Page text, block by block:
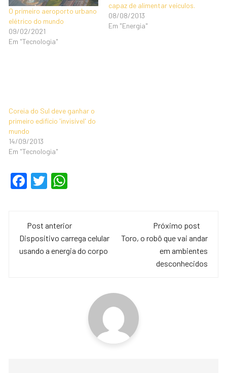
O primeiro aeroporto urbano
elétrico do mundo
09/02/2021
Em "Tecnologia"
capaz de alimentar veículos.
08/08/2013
Em "Energia"
Coreia do Sul deve ganhar o
primeiro edifício 'invisível' do
mundo
14/09/2013
Em "Tecnologia"
F
e
b
T
er s
A
Navegação
de
Post anterior
Dispositivo carrega celular
usando a energia do corpo
Próximo post
Toro, o robô que vai andar
em ambientes
desconhecidos